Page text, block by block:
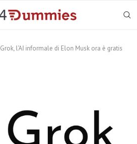
Grok, l’AI informale di Elon Musk ora è gratis